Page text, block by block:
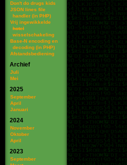
Don't do drugs kids
JSON lines file
handler (in PHP)
Vrij ingewikkelde
hotel
wisselschakeling
Base-N encoding en
decoding (in PHP)
Afstandsbediening
Archief
Juli
Mei
2025
September
April
Januari
2024
November
Oktober
April
2023
September